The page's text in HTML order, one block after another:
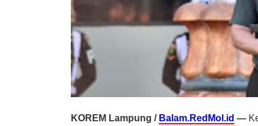
KOREM Lampung / Balam.RedMol.id —